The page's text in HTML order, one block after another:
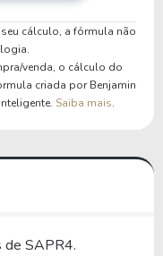
cálculo, a fórmula não
venda, o cálculo do
criada por Benjamin
Saiba mais.
de SAPR4.